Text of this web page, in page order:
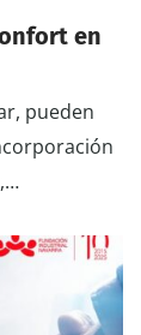
en
pueden